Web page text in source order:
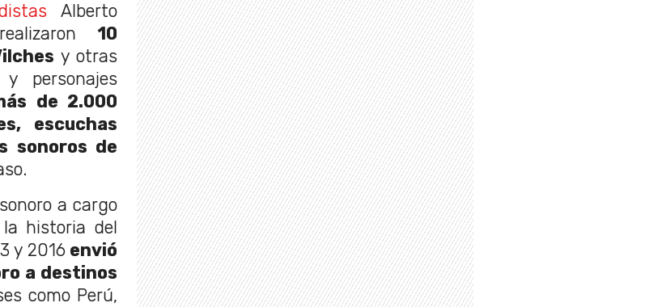
Alberto
10
y otras
personajes
de 2.000
escuchas
sonoros de
a cargo
historia del
y 2016envió
a destinos
como Perú,